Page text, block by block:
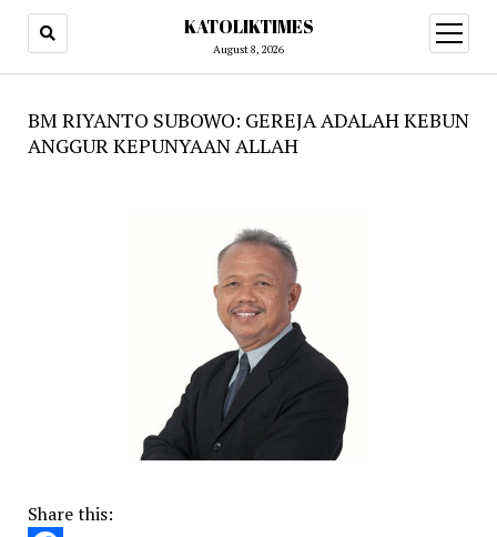
KATOLIKTIMES
August 8, 2026
open
menu
BM RIYANTO SUBOWO: GEREJA ADALAH KEBUN
ANGGUR KEPUNYAAN ALLAH
Share this: